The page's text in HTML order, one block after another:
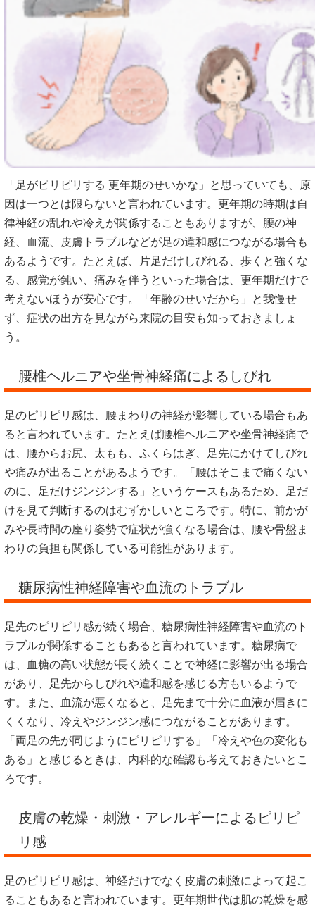
「足がピリピリする 更年期のせいかな」と思っていても、原
因は一つとは限らないと言われています。更年期の時期は自
律神経の乱れや冷えが関係することもありますが、腰の神
経、血流、皮膚トラブルなどが足の違和感につながる場合も
あるようです。たとえば、片足だけしびれる、歩くと強くな
る、感覚が鈍い、痛みを伴うといった場合は、更年期だけで
考えないほうが安心です。「年齢のせいだから」と我慢せ
ず、症状の出方を見ながら来院の目安も知っておきましょ
う。
腰椎ヘルニアや坐骨神経痛によるしびれ
足のピリピリ感は、腰まわりの神経が影響している場合もあ
ると言われています。たとえば腰椎ヘルニアや坐骨神経痛で
は、腰からお尻、太もも、ふくらはぎ、足先にかけてしびれ
や痛みが出ることがあるようです。「腰はそこまで痛くない
のに、足だけジンジンする」というケースもあるため、足だ
けを見て判断するのはむずかしいところです。特に、前かが
みや長時間の座り姿勢で症状が強くなる場合は、腰や骨盤ま
わりの負担も関係している可能性があります。
糖尿病性神経障害や血流のトラブル
足先のピリピリ感が続く場合、糖尿病性神経障害や血流のト
ラブルが関係することもあると言われています。糖尿病で
は、血糖の高い状態が長く続くことで神経に影響が出る場合
があり、足先からしびれや違和感を感じる方もいるようで
す。また、血流が悪くなると、足先まで十分に血液が届きに
くくなり、冷えやジンジン感につながることがあります。
「両足の先が同じようにピリピリする」「冷えや色の変化も
ある」と感じるときは、内科的な確認も考えておきたいとこ
ろです。
皮膚の乾燥・刺激・アレルギーによるピリピ
リ感
足のピリピリ感は、神経だけでなく皮膚の刺激によって起こ
ることもあると言われています。更年期世代は肌の乾燥を感